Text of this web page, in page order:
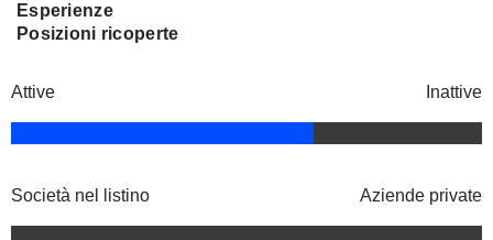
Esperienze
Posizioni ricoperte
Attive Inattive
Società nel listino Aziende private